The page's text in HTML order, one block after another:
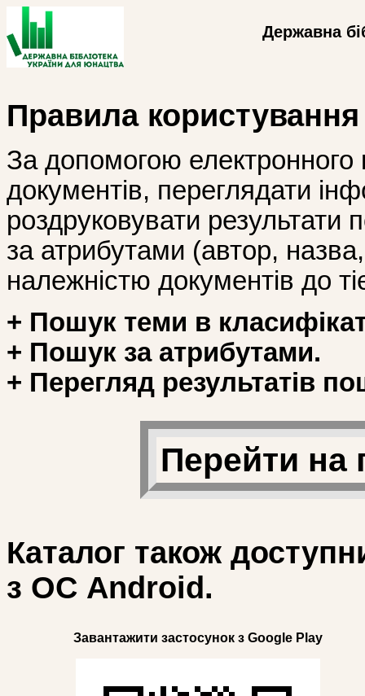
Державна
Правила
За допомогою
документів, переглядати
роздруковувати
за атрибутами (автор, назва,
належністю документів до
+ Пошук теми в
+ Пошук за атрибутами.
+ Перегляд результатів
Перейти на
Каталог також
з ОС Android.
Завантажити застосунок з Google Play